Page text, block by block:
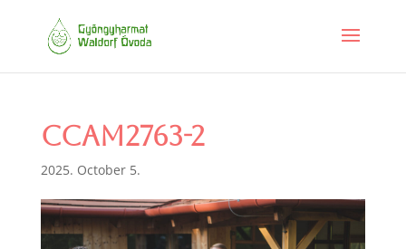
CCAM2763-2
2025. October 5.